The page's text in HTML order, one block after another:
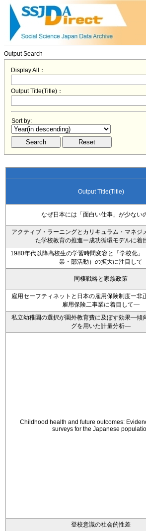
Output Search
Display All：
Output Title(Title)：
Sort by:
Output Title(Title)
なぜ日本には「面白い仕事」が少ない
アクティブ・ラーニングとカリキュラム・マネジ
た学校教育の推進ー成功循環モデルに着
1980年代以降高校生の学習時間変容と「学校化」
業・部活動）の拡大に注目して
同棲戦略と家族政策
雇用セーフティネットと日本の雇用保険制度ー非
雇用保険二事業に着目して―
私立幼稚園の選択が園外教育費に及ぼす効果―傾
グを用いた計量分析―
Childhood health and future outcomes:
surveys for the Japanese
登校意識の社会的性差